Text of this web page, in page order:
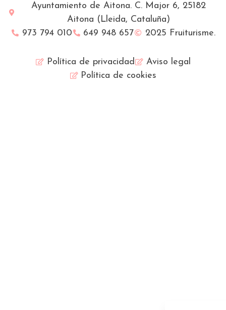
Ayuntamiento de Aitona. C. Major 6, 25182
Aitona (Lleida, Cataluña)
973 794 010
649 948 657 2025 Fruiturisme.
Política de privacidad
Aviso legal
Política de cookies